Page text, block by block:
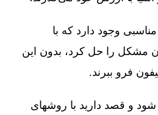
وجود دارد که با
مشکل را حل کرد، بدون این
فرو ببرند.
شود و قصد دارید با روشهای